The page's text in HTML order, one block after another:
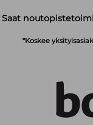
Saat
*Koskee